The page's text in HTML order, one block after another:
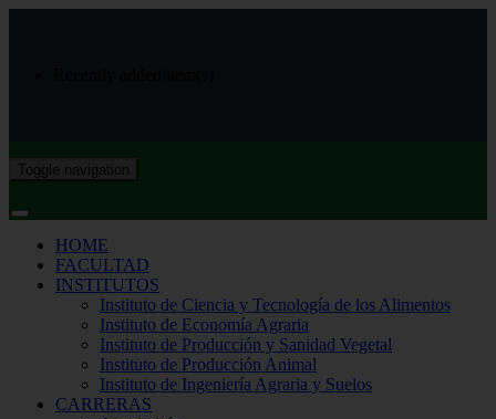
Toggle navigation
HOME
FACULTAD
INSTITUTOS
Instituto de Ciencia y Tecnología de los Alimentos
Instituto de Economía Agraria
Instituto de Producción y Sanidad Vegetal
Instituto de Producción Animal
Instituto de Ingeniería Agraria y Suelos
CARRERAS